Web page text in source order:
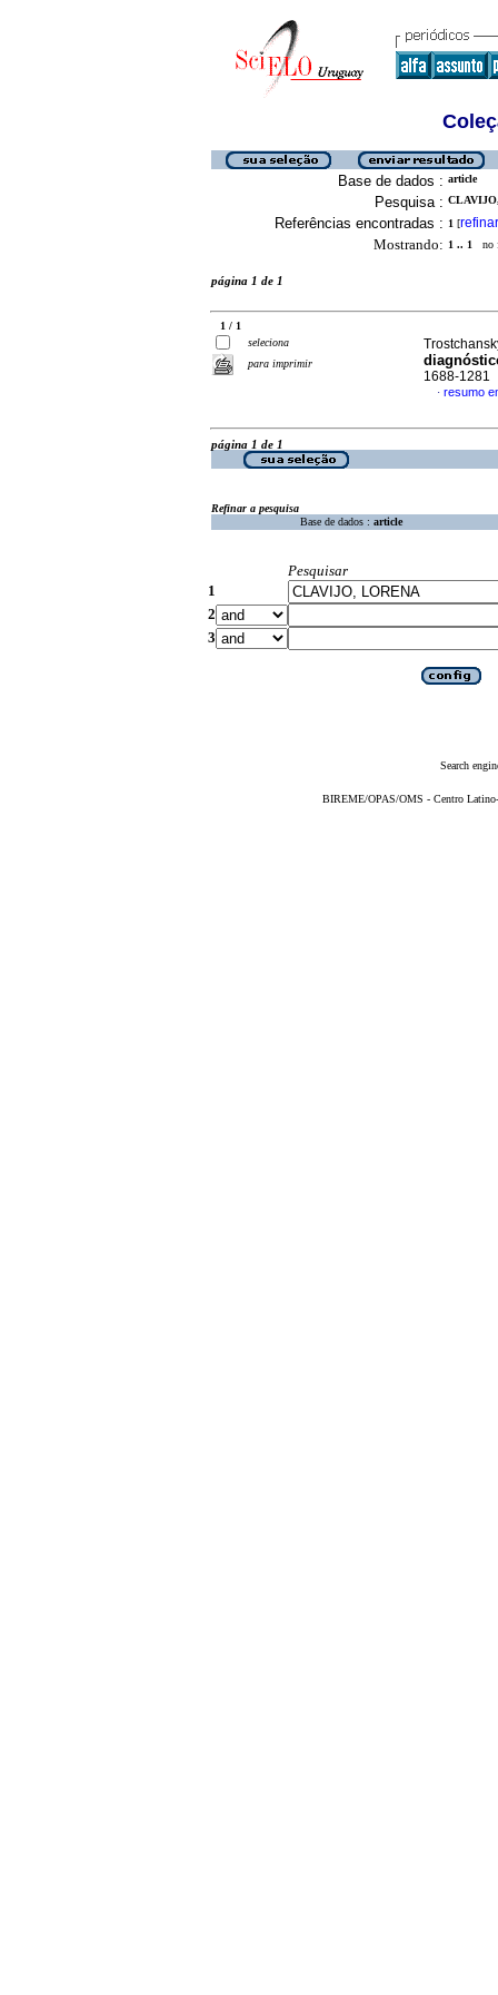
Base de dados : article
Pesquisa :
Referências encontradas : 1 [refinar
Mostrando: 1 .. 1 no
página 1 de 1
1 / 1
seleciona
para imprimir
1688-1281
· resumo
página 1 de 1
Refinar a pesquisa
Base de dados : article
Pesquisar
1
2
3
Search
BIREME/OPAS/OMS - Centro Latino-